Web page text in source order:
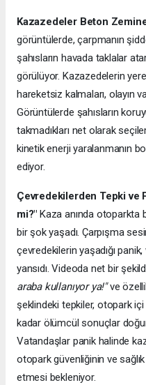
Kazazedeler Beton
görüntülerde, çarpmanın
şahısların havada taklalar
görülüyor. Kazazedelerin
hareketsiz kalmaları, olayın
Görüntülerde şahısların
takmadıkları net olarak
kinetik enerji yaralanmanın
ediyor.
Çevredekilerden Tepki ve
mi?" Kaza anında otoparkta
bir şok yaşadı. Çarpışma
çevredekilerin yaşadığı
yansıdı. Videoda net bir
araba kullanıyor ya!"ve
şeklindeki tepkiler, otopark içi
kadar ölümcül sonuçlar
Vatandaşlar panik halinde
otopark güvenliğinin ve
etmesi bekleniyor.